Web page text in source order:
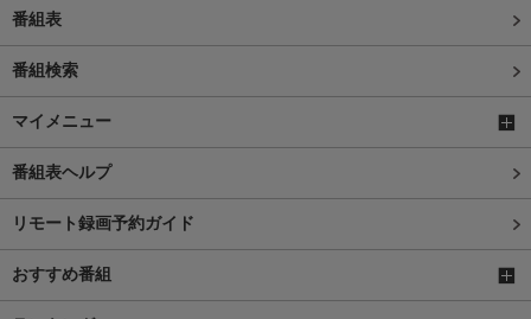
番組表
番組検索
マイメニュー
番組表ヘルプ
リモート録画予約ガイド
おすすめ番組